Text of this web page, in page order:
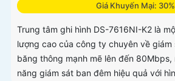
Giá Khuyến Mại: 30%
Trung tâm ghi hình DS-7616NI-K2 là
lượng cao của công ty chuyên về giám
băng thông mạnh mẽ lên đến
năng giám sát ban đêm hiệu quả với